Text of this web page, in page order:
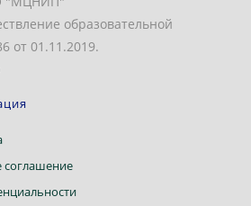
образовательной
от 01.11.2019.
Откроется
всоглашениеОткроется
вОткроется